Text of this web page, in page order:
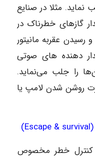
نماید. مثلا در صنایع
گاز‌های خطرناک در
عقربه مانیتور
دهنده های صوتی
را جلب می‌نماید.
روشن شدن لامپ یا
کنترل خطر مخصوص